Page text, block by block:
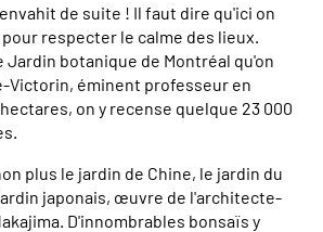
de suite ! Il faut dire qu'ici on
respecter le calme des lieux.
Jardin botanique de Montréal qu'on
Victorin, éminent professeur en
on y recense quelque 23 000
plus le jardin de Chine, le jardin du
japonais, œuvre de l'architecte-
D'innombrables bonsaïs y